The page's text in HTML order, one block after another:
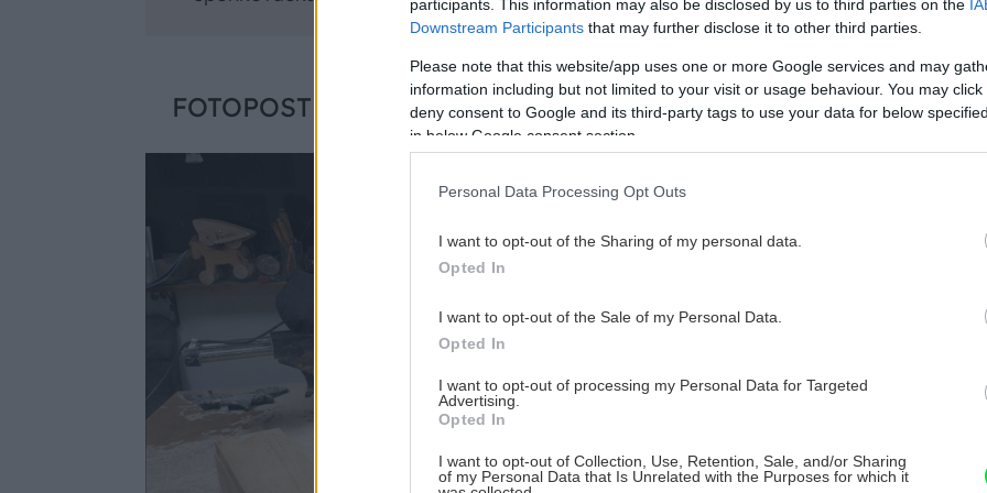
participants. This information may also be disclosed by us to third parties on the
Downstream Participants that may further disclose it to other third parties.
Please note that this website/app uses one or more Google services and may
information including but not limited to your visit or usage behaviour. You may
deny consent to Google and its third-party tags to use your data for below
in below Google consent section.
Personal Data Processing Opt Outs
I want to opt-out of the Sharing of my personal data.
Opted In
I want to opt-out of the Sale of my Personal Data.
Opted In
I want to opt-out of processing my Personal Data for Targeted
Advertising.
Opted In
I want to opt-out of Collection, Use, Retention, Sale, and/or Sharing
of my Personal Data that Is Unrelated with the Purposes for which it
FOTOPOSTUP Zväčšiť fotky (26)